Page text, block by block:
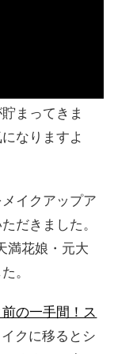
まってきま
なりますよ
イクアップア
だきました。
満花娘・元大
。
の一手間！ス
クに移るとシ